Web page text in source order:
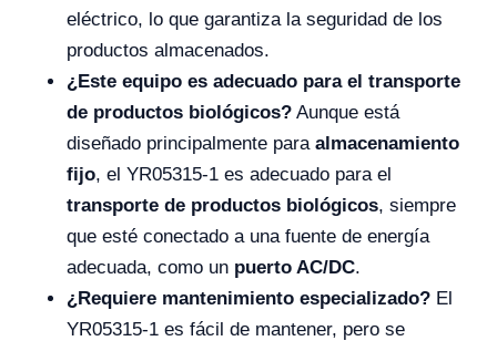
eléctrico, lo que garantiza la seguridad de los
productos almacenados.
¿Este equipo es adecuado para el transporte
de productos biológicos? Aunque está
diseñado principalmente para almacenamiento
fijo, el YR05315-1 es adecuado para el
transporte de productos biológicos, siempre
que esté conectado a una fuente de energía
adecuada, como un puerto AC/DC.
¿Requiere mantenimiento especializado? El
YR05315-1 es fácil de mantener, pero se